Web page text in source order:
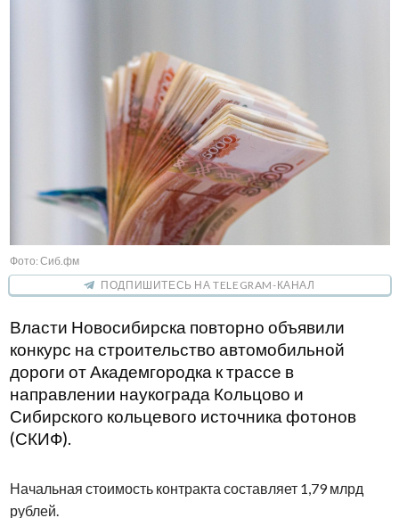
Фото: Сиб.фм
ПОДПИШИТЕСЬ НА TELEGRAM-КАНАЛ
Власти Новосибирска повторно объявили
конкурс на строительство автомобильной
дороги от Академгородка к трассе в
направлении наукограда Кольцово и
Сибирского кольцевого источника фотонов
(СКИФ).
Начальная стоимость контракта составляет 1,79 млрд
рублей.